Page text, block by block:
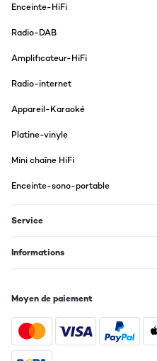
Enceinte-HiFi
Radio-DAB
Amplificateur-HiFi
Radio-internet
Appareil-Karaoké
Platine-vinyle
Mini chaîne HiFi
Enceinte-sono-portable
Service
Informations
Moyen de paiement